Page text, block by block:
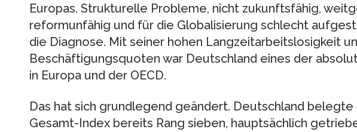
Europas. Strukturelle Probleme, nicht zukunftsfähig,
reformunfähig und für die Globalisierung schlecht
die Diagnose. Mit seiner hohen Langzeitarbeitslosigkeit
Beschäftigungsquoten war Deutschland eines der
in Europa und der OECD.
Das hat sich grundlegend geändert. Deutschland belegte
Gesamt-Index bereits Rang sieben, hauptsächlich